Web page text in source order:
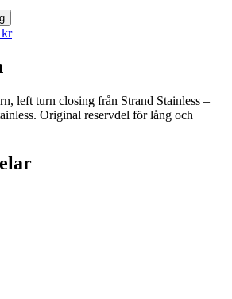
kr
left turn closing från Strand Stainless –
Original reservdel för lång och